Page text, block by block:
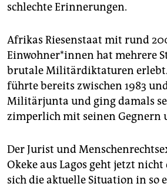
schlechte Erinnerungen.
Afrikas Riesenstaat mit rund
Einwohner*innen hat mehrere
brutale Militärdiktaturen
führte bereits zwischen 1983
Militärjunta und ging damals
zimperlich mit seinen Gegnern
Der Jurist und
Okeke aus Lagos geht jetzt nicht
sich die aktuelle Situation in so